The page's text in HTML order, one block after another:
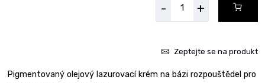
- +
Zeptejte se na produkt
Pigmentovaný olejový lazurovací krém na bázi rozpouštědel pro